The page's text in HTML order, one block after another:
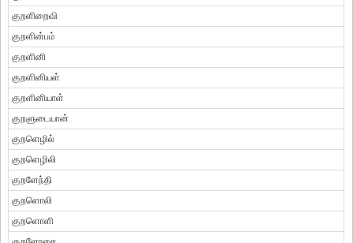
குறளிறைவி
குறளின்பம்
குறளினி
குறளினியள்
குறளினியாள்
குறளுடையான்
குறளெழில்
குறளெழிலி
குறளேந்தி
குறளொலி
குறளொளி